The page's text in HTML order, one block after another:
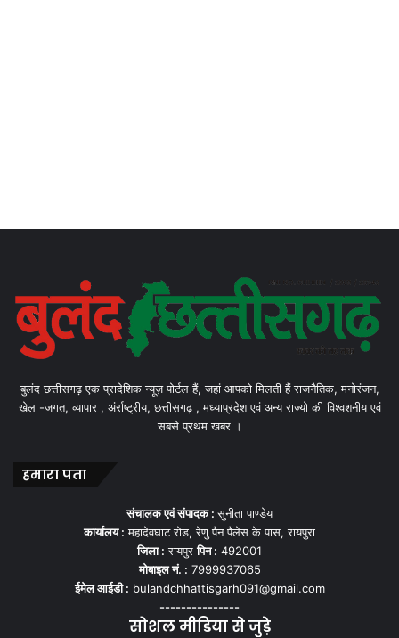
बुलंद छत्तीसगढ़ एक प्रादेशिक न्यूज़ पोर्टल हैं, जहां आपको मिलती हैं राजनैतिक, मनोरंजन,
खेल -जगत, व्यापार , अंर्राष्ट्रीय, छत्तीसगढ़ , मध्याप्रदेश एवं अन्य राज्यो की विश्वशनीय एवं
सबसे प्रथम खबर ।
हमारा पता
संचालक एवं संपादक :सुनीता पाण्डेय
कार्यालय : महादेवघाट रोड, रेणु पैन पैलेस के पास, रायपुरा
जिला : रायपुरपिन : 492001
मोबाइल नं. : 7999937065
ईमेल आईडी : bulandchhattisgarh091@gmail.com
---------------
सोशल मीडिया से जुड़े